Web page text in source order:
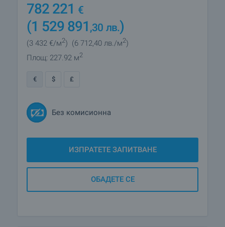
782 221 €
(1 529 891 ,30 лв.)
(3 432 €/м2) (6 712,40 лв./м2)
Площ: 227.92 м2
€ $ £
Без комисионна
ИЗПРАТЕТЕ ЗАПИТВАНЕ
ОБАДЕТЕ СЕ